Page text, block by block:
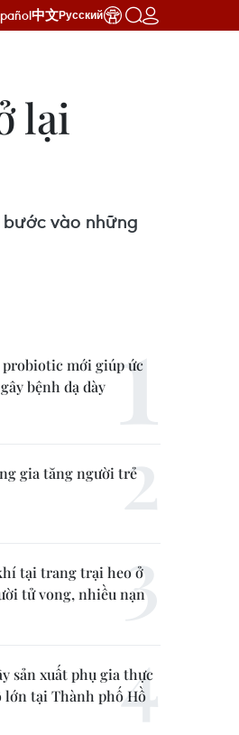
中文Русский
lại
vào những
mới giúp ức
bệnh dạ dày
gia tăng người trẻ
tại trang trại heo ở
tử vong, nhiều nạn
sản xuất phụ gia thực
lớn tại Thành phố Hồ